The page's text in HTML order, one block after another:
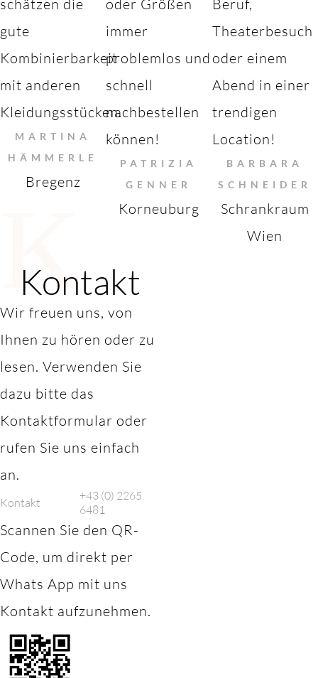
schätzen die
gute
Kombinierbarkeit
mit anderen
Kleidungsstücken.
MARTINA
HÄMMERLE
Bregenz
oder Größen
immer
problemlos und
schnell
nachbestellen
können!
PATRIZIA
GENNER
Korneuburg
Beruf,
Theaterbesuch
oder einem
Abend in einer
trendigen
Location!
BARBARA
SCHNEIDER
Schrankraum
Wien
K
Kontakt
Wir freuen uns, von
Ihnen zu hören oder zu
lesen. Verwenden Sie
dazu bitte das
Kontaktformular oder
rufen Sie uns einfach
an.
Kontakt
+43 (0) 2265
6481
Scannen Sie den QR-
Code, um direkt per
Whats App mit uns
Kontakt aufzunehmen.